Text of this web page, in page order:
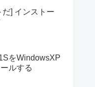
だ] インストー
をWindowsXP
ルする